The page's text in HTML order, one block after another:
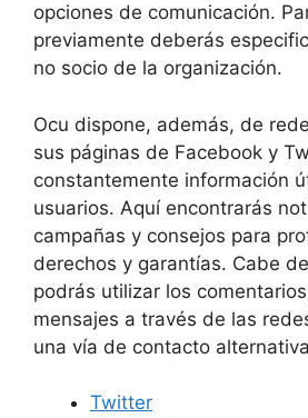
opciones de comunicación.
previamente deberás
no socio de la organización.
Ocu dispone, además, de
sus páginas de Facebook y
constantemente información
usuarios. Aquí encontrarás
campañas y consejos para
derechos y garantías. Cabe
podrás utilizar los
mensajes a través de las
una vía de contacto
Twitter